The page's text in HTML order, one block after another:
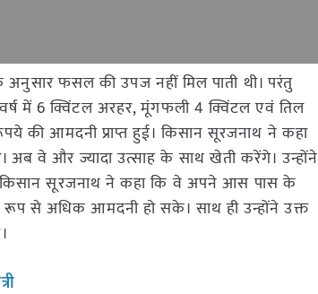
फसल की उपज नहीं मिल पाती थी। परंतु
में 6 क्विंटल अरहर, मूंगफली 4 क्विंटल एवं तिल
की आमदनी प्राप्त हुई। किसान सूरजनाथ ने कहा
अब वे और ज्यादा उत्साह के साथ खेती करेंगे। उन्होंने
किसान सूरजनाथ ने कहा कि वे अपने आस पास के
से अधिक आमदनी हो सके। साथ ही उन्होंने उक्त